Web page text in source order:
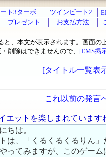
ト3ターボ ツインビート2
プレゼント お支払方法
と、本文が表示されます。画面の
削除はできませんので、 [EMS掲
[タイトル一覧表
これ以前の発言
エットを楽しまれています
ちは。
は、「くるくるくるりん
ってみますが、このゲー